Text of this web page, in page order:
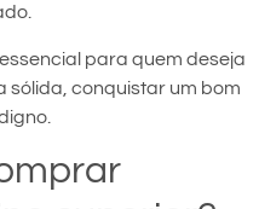
para quem deseja
sólida, conquistar um bom